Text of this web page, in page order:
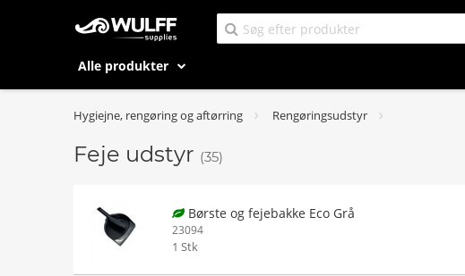
Alle produkter
Hygiejne, rengøring og aftørring Rengøringsudstyr
Feje udstyr (35)
Børste og fejebakke Eco Grå
23094
1 Stk